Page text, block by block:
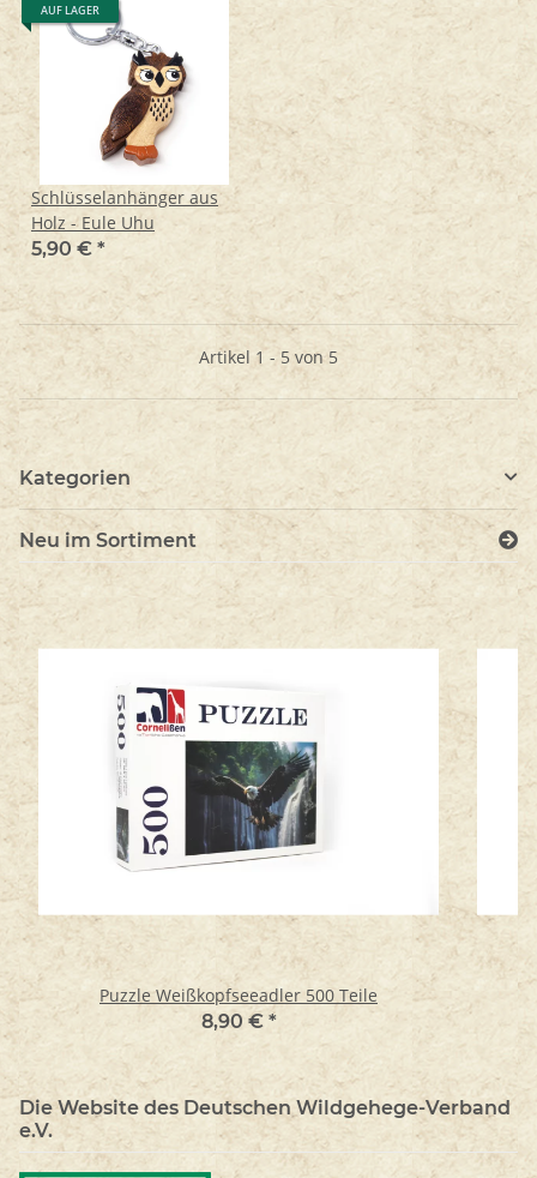
AUF LAGER
Schlüsselanhänger aus
Holz - Eule Uhu
5,90 € *
Artikel 1 - 5 von 5
Kategorien
Neu im Sortiment
Puzzle Weißkopfseeadler 500 Teile
8,90 € *
Die Website des Deutschen Wildgehege-Verband
e.V.